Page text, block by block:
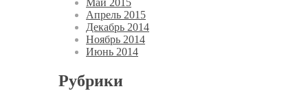
Май 2015
Апрель 2015
Декабрь 2014
Ноябрь 2014
Июнь 2014
Рубрики